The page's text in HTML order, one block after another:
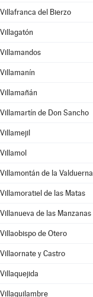
Villafranca del Bierzo
Villagatón
Villamandos
Villamanín
Villamañán
Villamartín de Don Sancho
Villamejil
Villamol
Villamontán de la Valduerna
Villamoratiel de las Matas
Villanueva de las Manzanas
Villaobispo de Otero
Villaornate y Castro
Villaquejida
Villaquilambre